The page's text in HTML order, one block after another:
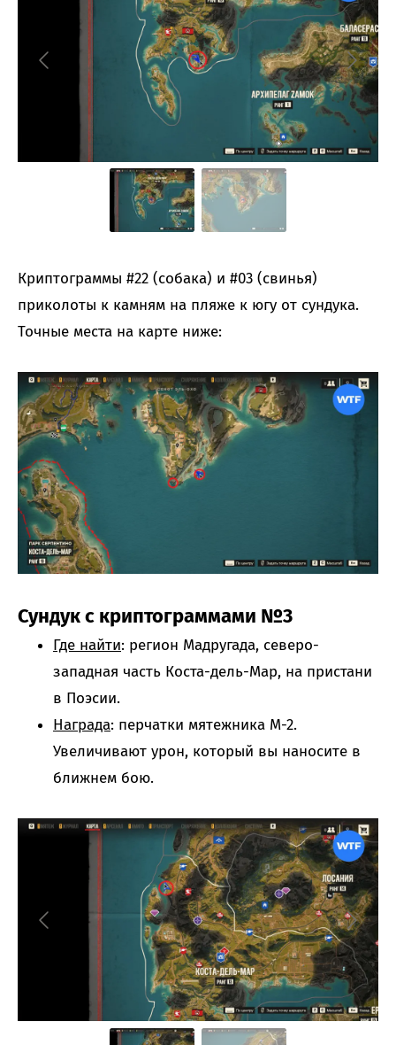
Криптограммы #22 (собака) и #03 (свинья)
приколоты к камням на пляже к югу от сундука.
Точные места на карте ниже:
Сундук с криптограммами №3
Где найти: регион Мадругада, северо-
западная часть Коста-дель-Мар, на пристани
в Поэсии.
Награда: перчатки мятежника М-2.
Увеличивают урон, который вы наносите в
ближнем бою.